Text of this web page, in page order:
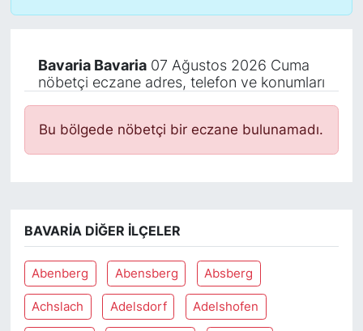
Bavaria Bavaria07 Ağustos 2026 Cuma
nöbetçi eczane adres, telefon ve konumları
Bu bölgede nöbetçi bir eczane bulunamadı.
BAVARIA DIĞER İLÇELER
Abenberg Abensberg Absberg
Achslach Adelsdorf Adelshofen